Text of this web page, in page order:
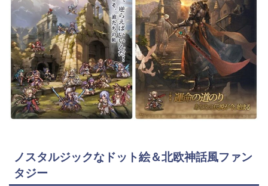
ノスタルジックなドット絵＆北欧神話風ファン
タジー